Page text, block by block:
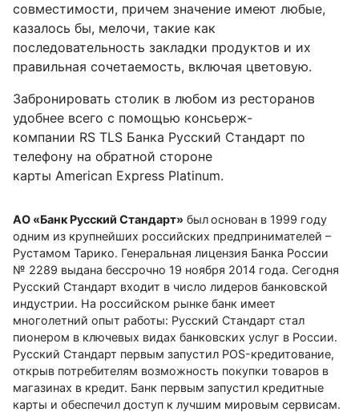
совместимости, причем значение имеют любые,
казалось бы, мелочи, такие как
последовательность закладки продуктов и их
правильная сочетаемость, включая цветовую.
Забронировать столик в любом из ресторанов
удобнее всего с помощью консьерж-
компании RS TLS Банка Русский Стандарт по
телефону на обратной стороне
карты American Express Platinum.
АО «Банк Русский Стандарт» былоснован в 1999 году
одним из крупнейших российских предпринимателей –
Рустамом Тарико. Генеральная лицензия Банка России
№ 2289 выдана бессрочно 19 ноября 2014 года. Сегодня
Русский Стандарт входит в число лидеров банковской
индустрии. На российском рынке банк имеет
многолетний опыт работы: Русский Стандарт стал
пионером в ключевых видах банковских услуг в России.
Русский Стандарт первым запустил POS-кредитование,
открыв потребителям возможность покупки товаров в
магазинах в кредит. Банк первым запустил кредитные
карты и обеспечил доступ к лучшим мировым сервисам.